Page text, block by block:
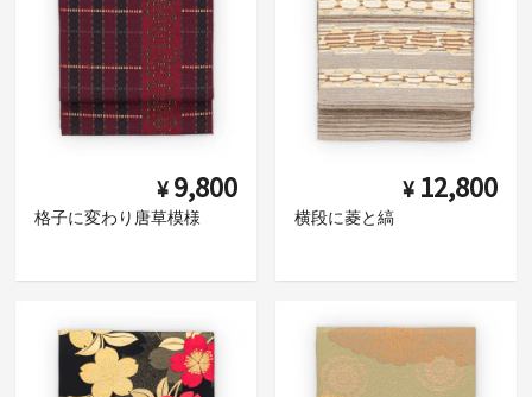
¥ 9,800
格子に変わり唐草模様
¥ 12,800
横段に菱と縞